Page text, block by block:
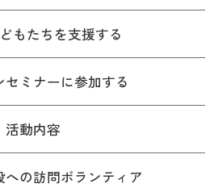
もたちを支援する
セミナーに参加する
活動内容
への訪問ボランティア